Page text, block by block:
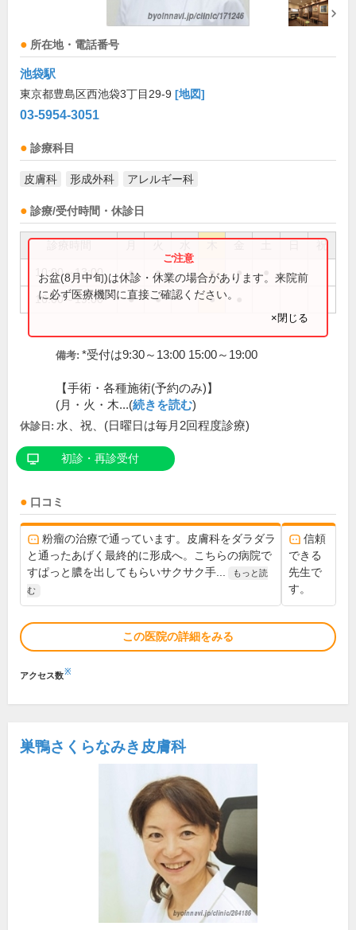
所在地・電話番号
池袋駅
東京都豊島区西池袋3丁目29-9 [地図]
03-5954-3051
診療科目
皮膚科 形成外科 アレルギー科
診療/受付時間・休診日
祝
10:00～13:00 ● ● ● ●
16:00～19:00 ● ● ●
お盆(8月中旬)は休診・休業の場合があります。来院前
に必ず医療機関に直接ご確認ください。
×閉じる
備考: *受付は9:30～13:00 15:00～19:00
【手術・各種施術(予約のみ)】
(月・火・木...(続きを読む)
休診日: 水、祝、(日曜日は毎月2回程度診療)
初診・再診受付
口コミ
粉瘤の治療で通っています。皮膚科をダラダラ
と通ったあげく最終的に形成へ。こちらの病院で
すぱっと膿を出してもらいサクサク手...
もっと読
む
信頼
できる
先生で
す。
この医院の詳細をみる
アクセス数※
巣鴨さくらなみき皮膚科